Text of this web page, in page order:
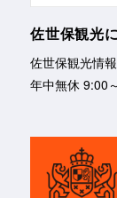
佐世保観光
佐世保観光情
年中無休 9:00